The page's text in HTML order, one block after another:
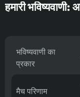
हमारी
भविष्यवाणी का
प्रकार
मैच परिणाम